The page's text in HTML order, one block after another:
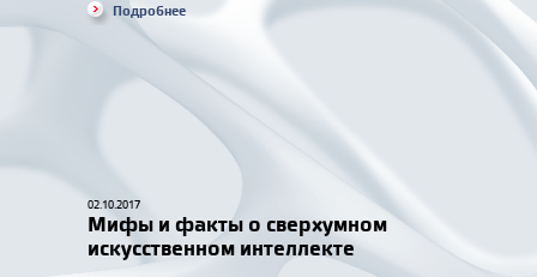
Подробнее
02.10.2017
Мифы и факты о сверхумном
искусственном интеллекте